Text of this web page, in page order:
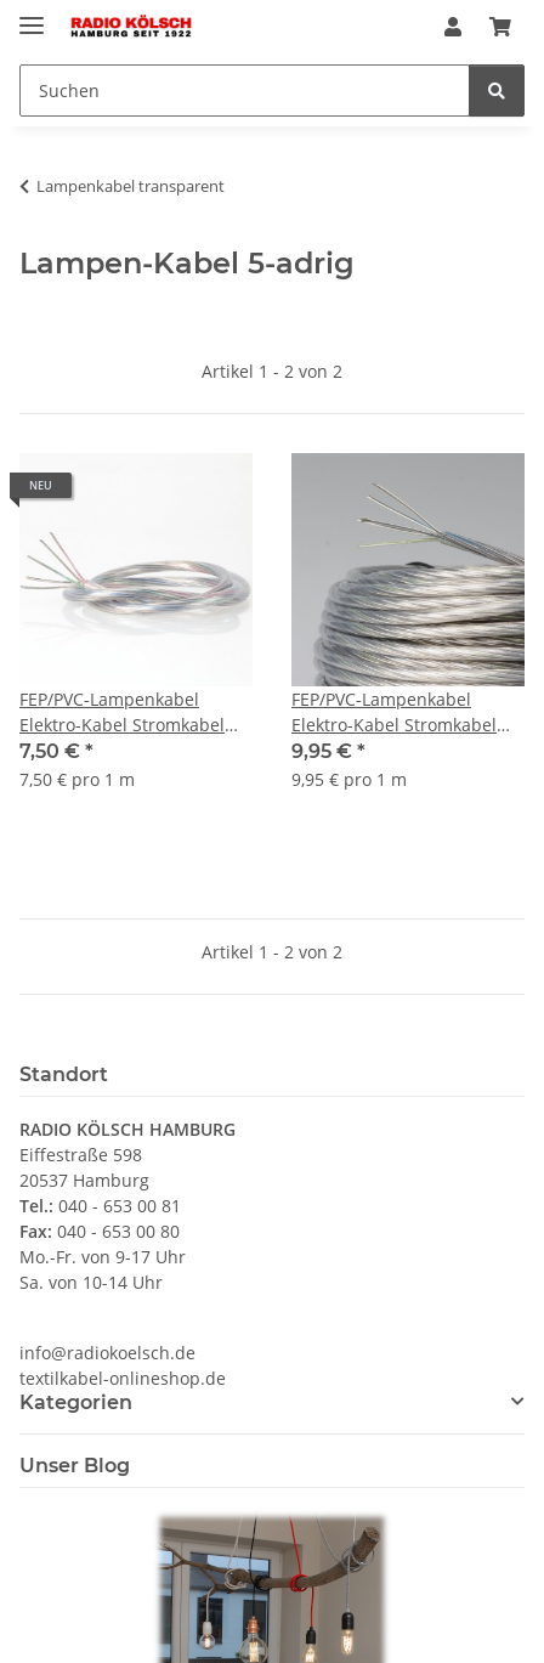
Lampenkabel transparent
Lampen-Kabel 5-adrig
Artikel 1 - 2 von 2
NEU
FEP/PVC-Lampenkabel
Elektro-Kabel Stromkabel
Rundkabel transparent 5-
adrig, 5x0,75mm²
7,50 € *
7,50 € pro 1 m
FEP/PVC-Lampenkabel
Elektro-Kabel Stromkabel
Rundkabel transparent 5-
adrig, 5x1,5mm²
9,95 € *
9,95 € pro 1 m
Artikel 1 - 2 von 2
Standort
RADIO KÖLSCH HAMBURG
Eiffestraße 598
20537 Hamburg
Tel.: 040 - 653 00 81
Fax: 040 - 653 00 80
Mo.-Fr. von 9-17 Uhr
Sa. von 10-14 Uhr
info@radiokoelsch.de
textilkabel-onlineshop.de
Kategorien
Unser Blog